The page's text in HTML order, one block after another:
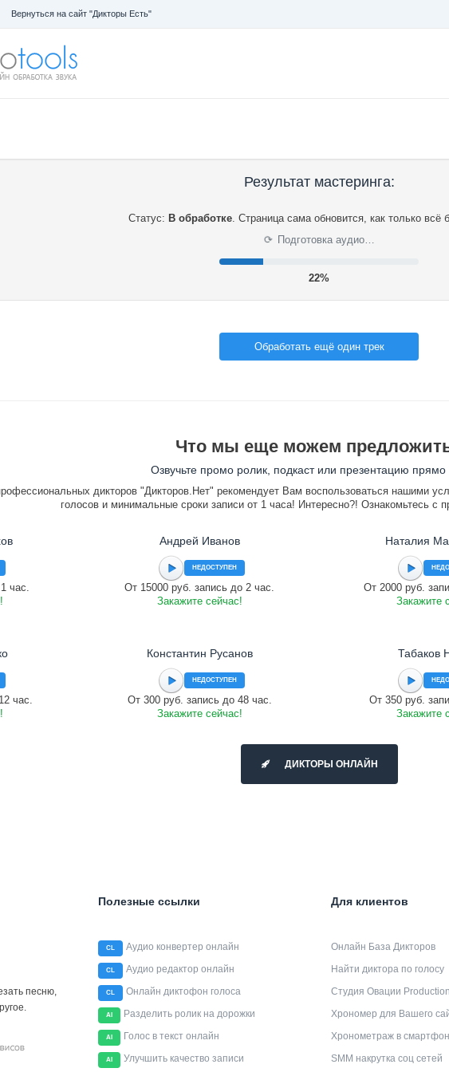
Вернуться на сайт "Дикторы Есть"
Результат мастеринга:
Статус: В обработке. Страница сама обновится, как только всё
⟳ Подготовка аудио…
22%
Обработать ещё один трек
Что мы еще можем
Озвучьте промо ролик, подкаст или презентацию прямо
дикторов "Дикторов.Нет" рекомендует Вам воспользоваться нашими
голосов и минимальные сроки записи от 1 часа! Интересно?! Ознакомьтесь с
час.
Андрей Иванов
НЕДОСТУПЕН
От 15000 руб. запись до 2 час.
Закажите сейчас!
Наталия
От 2000 руб.
Закажите
час.
Константин Русанов
НЕДОСТУПЕН
От 300 руб. запись до 48 час.
Закажите сейчас!
Табаков
От 350 руб.
Закажите
ДИКТОРЫ ОНЛАЙН
песню,
Полезные ссылки
CL Аудио конвертер онлайн
CL Аудио редактор онлайн
CL Онлайн диктофон голоса
AI Разделить ролик на дорожки
AI Голос в текст онлайн
AI Улучшить качество записи
Для клиентов
Онлайн База Дикторов
Найти диктора по голосу
Студия Овации Production
Хрономер для Вашего
Хронометраж в
SMM накрутка соц сетей